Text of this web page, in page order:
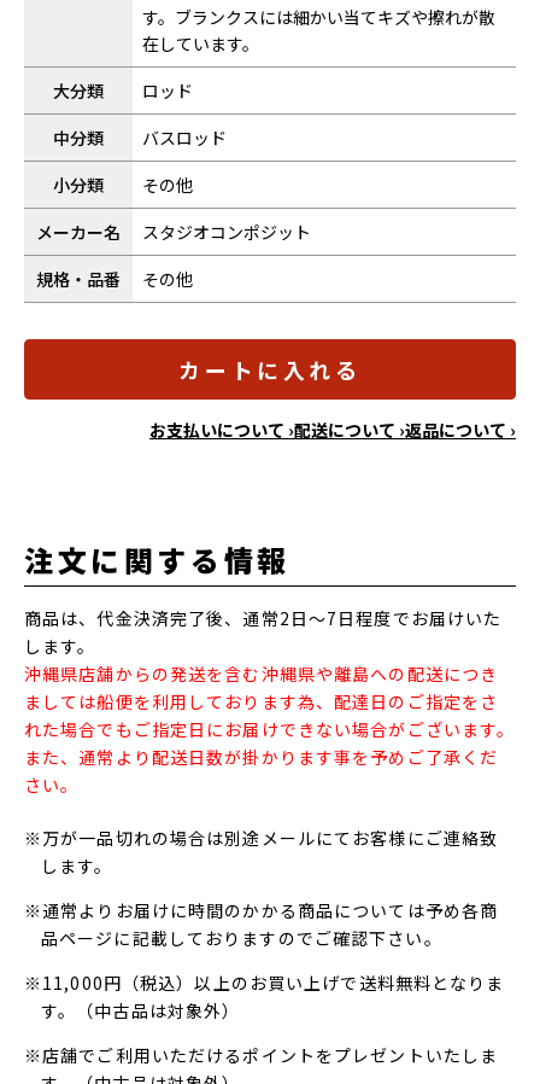
す。ブランクスには細かい当てキズや擦れが散
在しています。
大分類
ロッド
中分類
バスロッド
小分類
その他
メーカー名
スタジオコンポジット
規格・品番
その他
カートに入れる
お支払いについて ›配送について ›返品について ›
注文に関する情報
商品は、代金決済完了後、通常2日～7日程度でお届けいた
します。
沖縄県店舗からの発送を含む沖縄県や離島への配送につき
ましては船便を利用しております為、配達日のご指定をさ
れた場合でもご指定日にお届けできない場合がございます。
また、通常より配送日数が掛かります事を予めご了承くだ
さい。
※万が一品切れの場合は別途メールにてお客様にご連絡致
します。
※通常よりお届けに時間のかかる商品については予め各商
品ページに記載しておりますのでご確認下さい。
※11,000円（税込）以上のお買い上げで送料無料となりま
す。（中古品は対象外）
※店舗でご利用いただけるポイントをプレゼントいたしま